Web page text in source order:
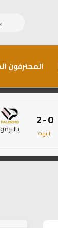
المحترفون
0 - 2
انتهت باليرمو